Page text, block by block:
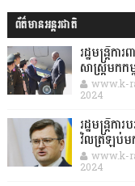
ព័ត៌មានអន្តរជាតិ
រដ្ឋមន្រ្តីកា
សាស្រ្តមកក
www.k-
2024
រដ្ឋមន្ត្រីក
វិលត្រឡប់
www.k-
2024